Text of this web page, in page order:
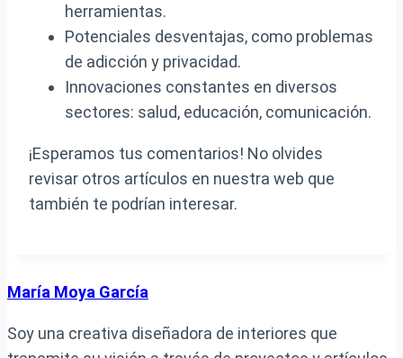
herramientas.
Potenciales desventajas, como problemas
de adicción y privacidad.
Innovaciones constantes en diversos
sectores: salud, educación, comunicación.
¡Esperamos tus comentarios! No olvides
revisar otros artículos en nuestra web que
también te podrían interesar.
María Moya García
Soy una creativa diseñadora de interiores que